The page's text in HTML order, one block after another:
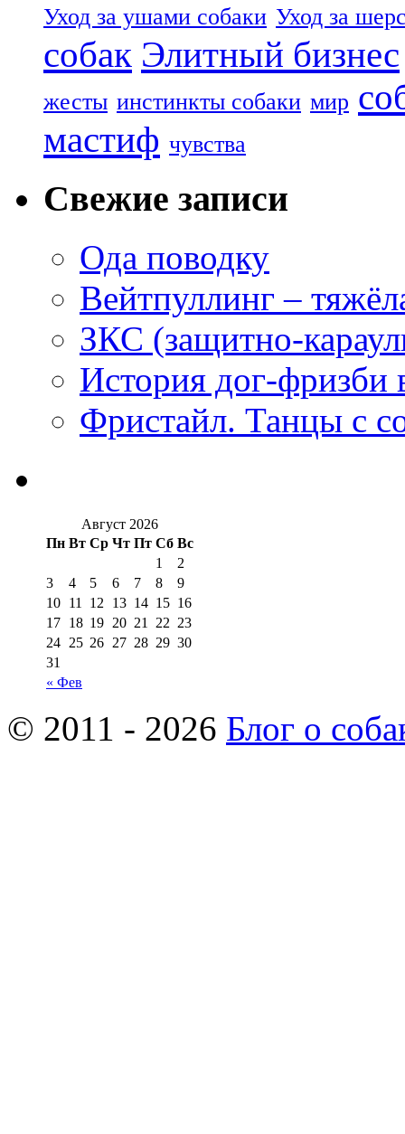
Уход за ушами собаки Уход за
собак Элитный бизнес
жесты инстинкты собаки мир
мастиф чувства
Свежие записи
Ода поводку
Вейтпуллинг –
ЗКС (защитно-
История дог-фризби
Фристайл. Танцы с
Август 2026
Пн Вт Ср Чт Пт Сб Вс
« Фев
1
2
3
4 5 6 7 8
9
10 11 12 13 14 15 16
17 18 19 20 21 22 23
24 25 26 27 28 29 30
31
© 2011 - 2026 Блог о